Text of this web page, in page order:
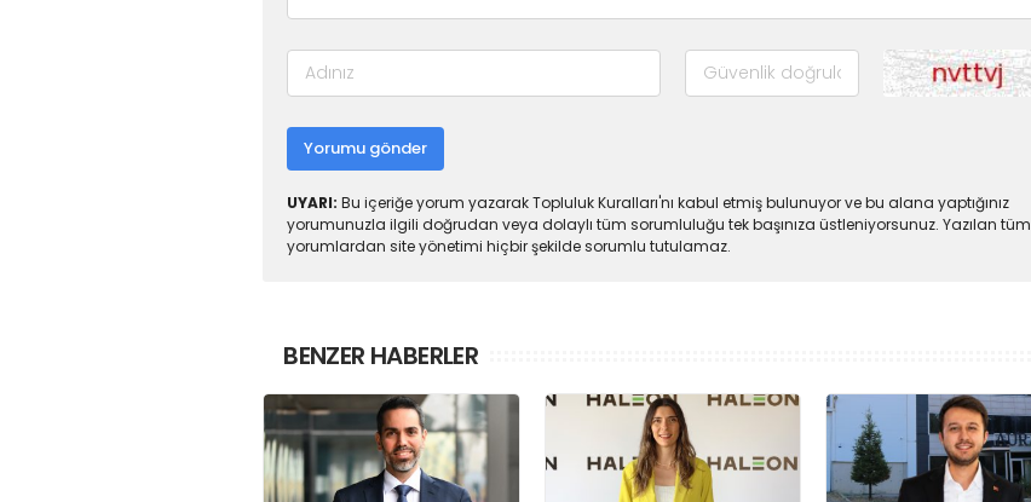
Yorumu gönder
UYARI: Bu içeriğe yorum yazarak Topluluk Kuralları'nı kabul etmiş bulunuyor ve bu alana yaptığınız
yorumunuzla ilgili doğrudan veya dolaylı tüm sorumluluğu tek başınıza üstleniyorsunuz. Yazılan tüm
yorumlardan site yönetimi hiçbir şekilde sorumlu tutulamaz.
BENZER HABERLER